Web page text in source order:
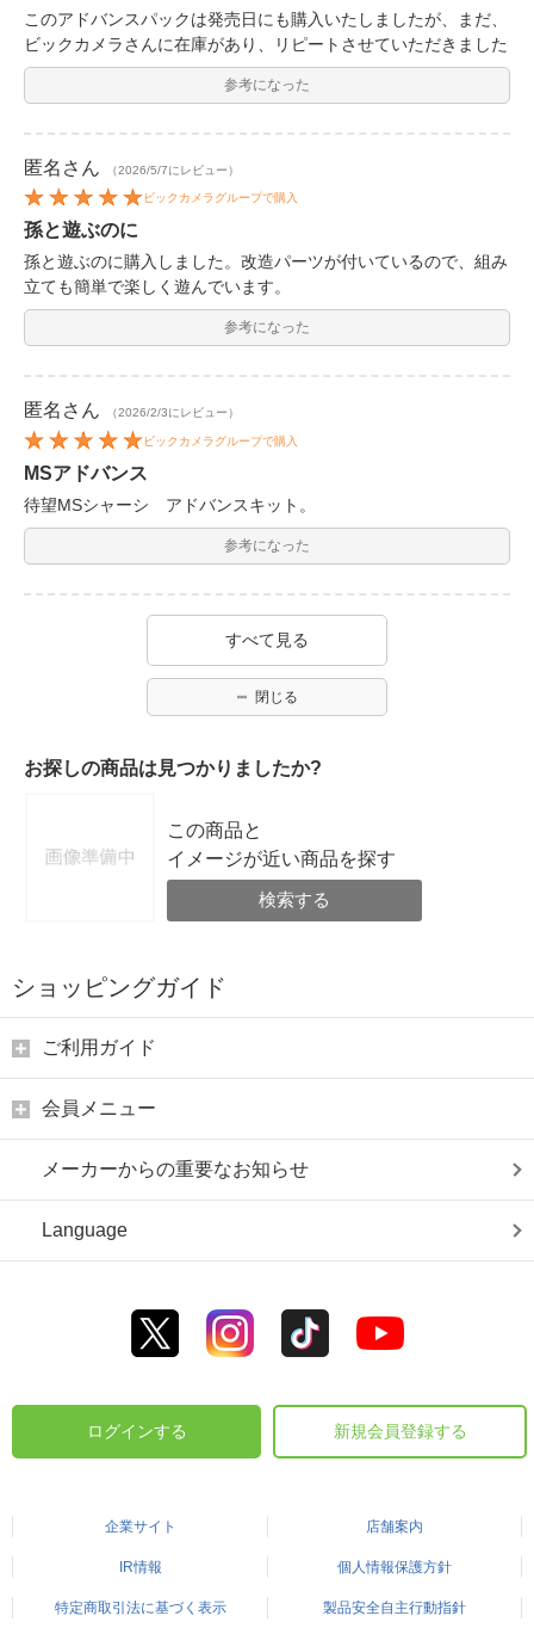
このアドバンスパックは発売日にも購入いたしましたが、まだ、
ビックカメラさんに在庫があり、リピートさせていただきました
参考になった
匿名 さん （2026/5/7にレビュー）
ビックカメラグループで購入
孫と遊ぶのに
孫と遊ぶのに購入しました。改造パーツが付いているので、組み
立ても簡単で楽しく遊んでいます。
参考になった
匿名 さん （2026/2/3にレビュー）
ビックカメラグループで購入
MSアドバンス
待望MSシャーシ アドバンスキット。
参考になった
すべて見る
閉じる
お探しの商品は見つかりましたか?
この商品と
イメージが近い商品を探す
検索する
ショッピングガイド
ご利用ガイド
会員メニュー
メーカーからの重要なお知らせ
Language
ログインする 新規会員登録する
企業サイト 店舗案内
IR情報 個人情報保護方針
特定商取引法に基づく表示 製品安全自主行動指針